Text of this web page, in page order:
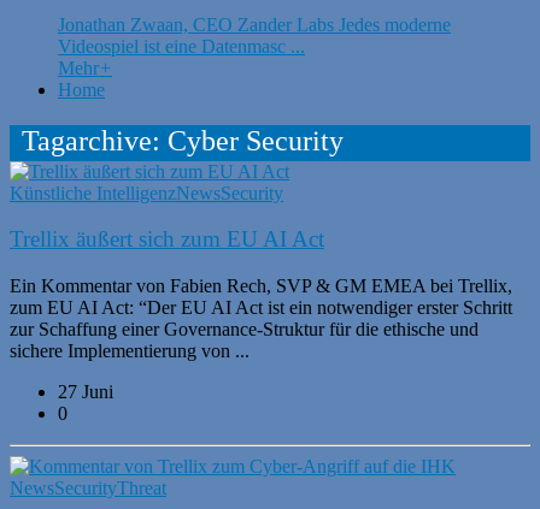
Jonathan Zwaan, CEO Zander Labs Jedes moderne
Videospiel ist eine Datenmasc ...
Mehr+
Home
Tagarchive: Cyber Security
Künstliche IntelligenzNewsSecurity
Trellix äußert sich zum EU AI Act
Ein Kommentar von Fabien Rech, SVP & GM EMEA bei Trellix,
zum EU AI Act: “Der EU AI Act ist ein notwendiger erster Schritt
zur Schaffung einer Governance-Struktur für die ethische und
sichere Implementierung von ...
27 Juni
0
NewsSecurityThreat